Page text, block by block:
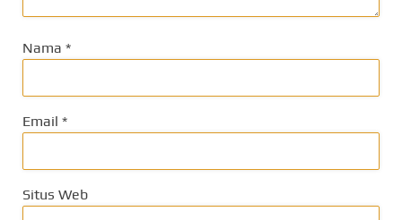
Nama *
Email *
Situs Web